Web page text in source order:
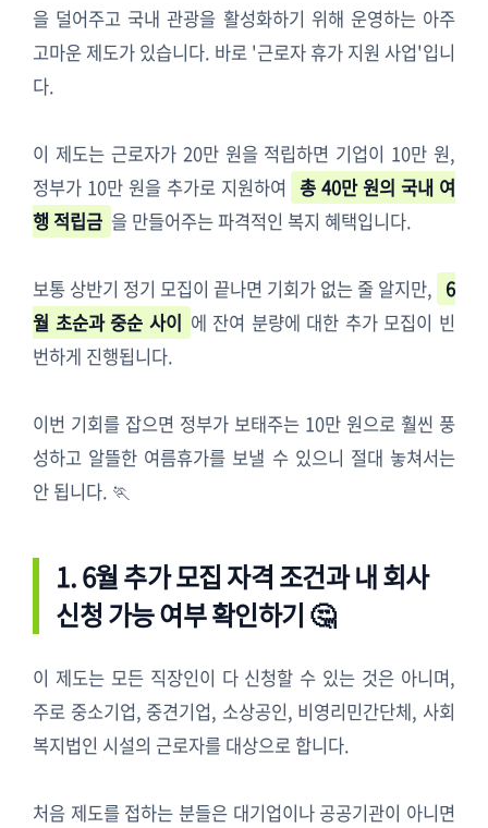
을 덜어주고 국내 관광을 활성화하기 위해 운영하는 아주
고마운 제도가 있습니다. 바로 '근로자 휴가 지원 사업'입니
다.
이 제도는 근로자가 20만 원을 적립하면 기업이 10만 원,
정부가 10만 원을 추가로 지원하여
총 40만 원의 국내 여
행 적립금 을 만들어주는 파격적인 복지 혜택입니다.
보통 상반기 정기 모집이 끝나면 기회가 없는 줄 알지만, 6
월 초순과 중순 사이 에 잔여 분량에 대한 추가 모집이 빈
번하게 진행됩니다.
이번 기회를 잡으면 정부가 보태주는 10만 원으로 훨씬 풍
성하고 알뜰한 여름휴가를 보낼 수 있으니 절대 놓쳐서는
안 됩니다. 🏃
1. 6월 추가 모집 자격 조건과 내 회사
신청 가능 여부 확인하기 🤔
이 제도는 모든 직장인이 다 신청할 수 있는 것은 아니며,
주로 중소기업, 중견기업, 소상공인, 비영리민간단체, 사회
복지법인 시설의 근로자를 대상으로 합니다.
처음 제도를 접하는 분들은 대기업이나 공공기관이 아니면